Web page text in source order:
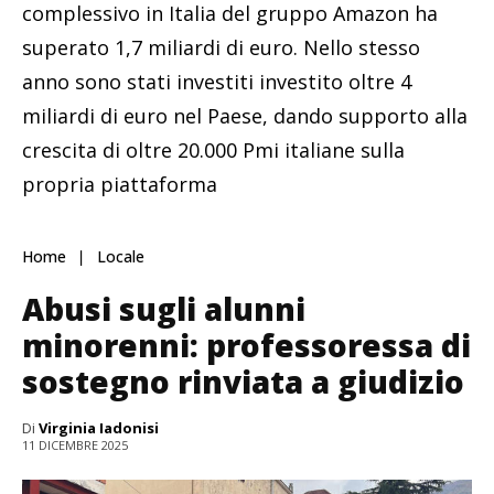
complessivo in Italia del gruppo Amazon ha
superato 1,7 miliardi di euro. Nello stesso
anno sono stati investiti investito oltre 4
miliardi di euro nel Paese, dando supporto alla
crescita di oltre 20.000 Pmi italiane sulla
propria piattaforma
Home Locale
Abusi sugli alunni
minorenni: professoressa di
sostegno rinviata a giudizio
Di Virginia Iadonisi
11 DICEMBRE 2025